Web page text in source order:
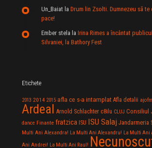
Un_Baiat la Drum lin Zsolti. Dumnezeu sã te
pace!
Ember stela la Irina Rimes a încântat
Silvaniei, la Bathory Fest
Etichete
2013 2014 2015 afla ce s-a intamplat Afla detalii ajofm
Ardeal Arnold Schlachter c8ilu CLUJ Consiliul
dance Finante fratzica ISU ISU Salaj Jandarmeria
Multi Ani Alexandra! La Multi Ani Alexandru! La Multi Ani
Ani Andrei! La Multi Ani Raul!